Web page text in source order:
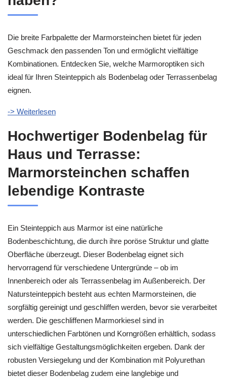
Die breite Farbpalette der Marmorsteinchen bietet für jeden
Geschmack den passenden Ton und ermöglicht vielfältige
Kombinationen. Entdecken Sie, welche Marmoroptiken sich
ideal für Ihren Steinteppich als Bodenbelag oder Terrassenbelag
eignen.
-> Weiterlesen
Hochwertiger Bodenbelag für
Haus und Terrasse:
Marmorsteinchen schaffen
lebendige Kontraste
Ein Steinteppich aus Marmor ist eine natürliche
Bodenbeschichtung, die durch ihre poröse Struktur und glatte
Oberfläche überzeugt. Dieser Bodenbelag eignet sich
hervorragend für verschiedene Untergründe – ob im
Innenbereich oder als Terrassenbelag im Außenbereich. Der
Natursteinteppich besteht aus echten Marmorsteinen, die
sorgfältig gereinigt und geschliffen werden, bevor sie verarbeitet
werden. Die geschliffenen Marmorkiesel sind in
unterschiedlichen Farbtönen und Korngrößen erhältlich, sodass
sich vielfältige Gestaltungsmöglichkeiten ergeben. Dank der
robusten Versiegelung und der Kombination mit Polyurethan
bietet dieser Bodenbelag zudem eine langlebige und